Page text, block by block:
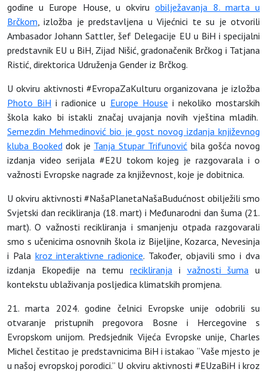
godine u Europe House, u okviruobilježavanja 8. marta u
Brčkom , izložba je predstavljena u Vijećnici te su je otvorili
Ambasador Johann Sattler, šef Delegacije EU u BiH i specijalni
predstavnik EU u BiH, Zijad Nišić, gradonačenik Brčkog i Tatjana
Ristić, direktorica Udruženja Gender iz Brčkog.
U okviru aktivnosti #EvropaZaKulturu organizovana je izložba
Photo BiH i radionice u Europe House i nekoliko mostarskih
škola kako bi istakli značaj uvajanja novih vještina mladih.
Semezdin Mehmedinović bio je gost novog izdanja književnog
kluba Booked dok je Tanja Stupar Trifunović bila gošća novog
izdanja video serijala #E2U tokom kojeg je razgovarala i o
važnosti Evropske nagrade za književnost, koje je dobitnica.
U okviru aktivnosti #NašaPlanetaNašaBudućnost obilježili smo
Svjetski dan recikliranja (18. mart) i Međunarodni dan šuma (21.
mart). O važnosti recikliranja i smanjenju otpada razgovarali
smo s učenicima osnovnih škola iz Bijeljine, Kozarca, Nevesinja
i Pala kroz interaktivne radionice. Također, objavili smo i dva
izdanja Ekopedije na temu recikliranja i važnosti šuma u
kontekstu ublaživanja posljedica klimatskih promjena.
21. marta 2024. godine čelnici Evropske unije odobrili su
otvaranje pristupnih pregovora Bosne i Hercegovine s
Evropskom unijom. Predsjednik Vijeća Evropske unije, Charles
Michel čestitao je predstavnicima BiH i istakao “Vaše mjesto je
u našoj evropskoj porodici.” U okviru aktivnosti #EUzaBiH i kroz